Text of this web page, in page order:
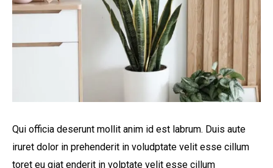
Simulador Arriendo
Qui officia deserunt mollit anim id est labrum. Duis aute
iruret dolor in prehenderit in voludptate velit esse cillum
toret eu giat enderit in volptate velit esse cillum